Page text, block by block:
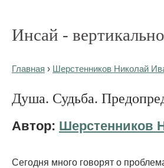
Инсай -
Главная › Шерстенников Николай
Душа. Судьба.
Автор: Шерстенников
Сегодня много говорят о